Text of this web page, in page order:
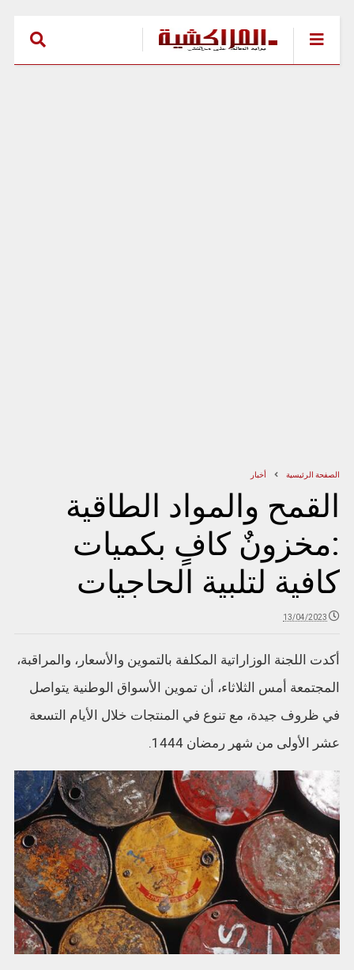
الصفحة الرئيسية أخبار
القمح والمواد الطاقية
:مخزونٌ كافٍ بكميات
كافية لتلبية الحاجيات
13/04/2023
أكدت اللجنة الوزاراتية المكلفة بالتموين والأسعار، والمراقبة،
المجتمعة أمس الثلاثاء، أن تموين الأسواق الوطنية يتواصل
في ظروف جيدة، مع تنوع في المنتجات خلال الأيام التسعة
عشر الأولى من شهر رمضان 1444.